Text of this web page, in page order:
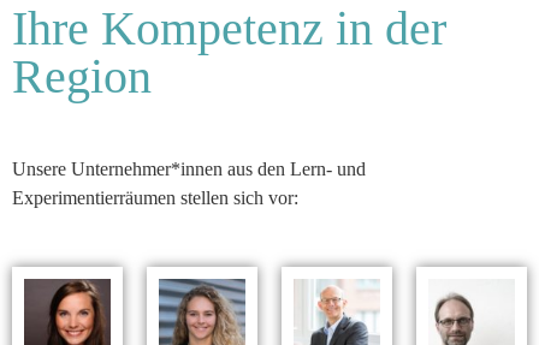
Ihre Kompetenz in der
Region
Unsere Unternehmer*innen aus den Lern- und
Experimentierräumen stellen sich vor: